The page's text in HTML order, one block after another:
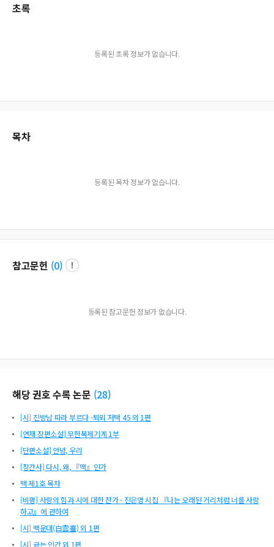
초록
등록된 초록 정보가 없습니다.
목차
등록된 목차 정보가 없습니다.
참고문헌 (0)
등록된 참고문헌 정보가 없습니다.
해당 권호 수록 논문 (28)
[시] 진방남 따라 부르다 -퇴뫼 저택 45 외 1편
[연재 장편소설] 무한복제기계 1부
[단편소설] 안녕, 우리
[창간사] 다시, 왜, 『맥』인가
맥 제1호 목차
[비평] 사랑의 힘과 시에 대한 찬가 - 진은영 시집 『나는 오래된 거리처럼 너를 사랑
하고』에 관하여
[시] 백운대(白雲臺) 외 1편
[시] 긁는 인간 외 1편